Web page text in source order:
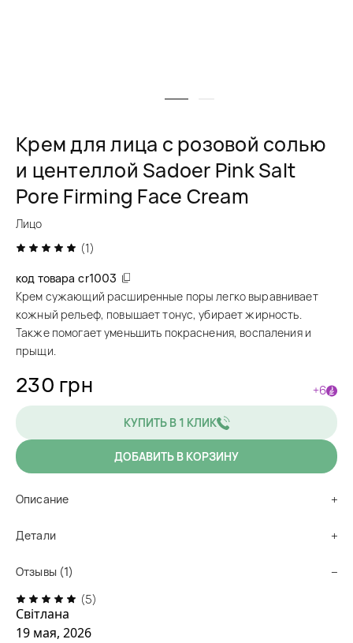
Крем для лица с розовой солью
и центеллой Sadoer Pink Salt
Pore Firming Face Cream
Лицо
(1)
код товара cr1003
Крем сужающий расширенные поры легко выравнивает
кожный рельеф, повышает тонус, убирает жирность.
Также помогает уменьшить покраснения, воспаления и
прыщи.
230 грн +6
КУПИТЬ В 1 КЛИК
ДОБАВИТЬ В КОРЗИНУ
Описание
Детали
Отзывы (1)
(5)
Світлана
19 мая, 2026